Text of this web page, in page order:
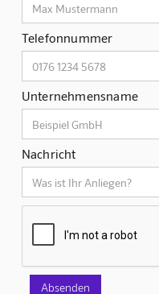
Telefonnummer
Unternehmensname
Nachricht